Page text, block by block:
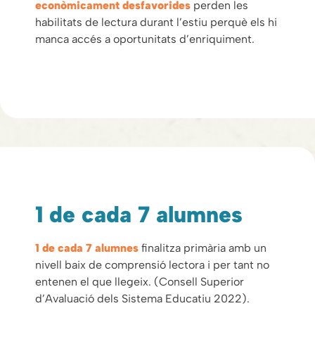
econòmicament desfavorides perden les
habilitats de lectura durant l’estiu perquè els hi
manca accés a oportunitats d’enriquiment.
1 de cada 7 alumnes
1 de cada 7 alumnes finalitza primària amb un
nivell baix de comprensió lectora i per tant no
entenen el que llegeix. (Consell Superior
d’Avaluació dels Sistema Educatiu 2022).